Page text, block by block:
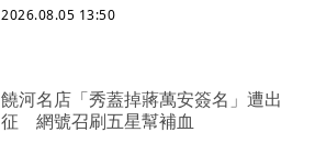
2026.08.05 13:50
饒河名店「秀蓋掉蔣萬安簽名」遭出
征 網號召刷五星幫補血